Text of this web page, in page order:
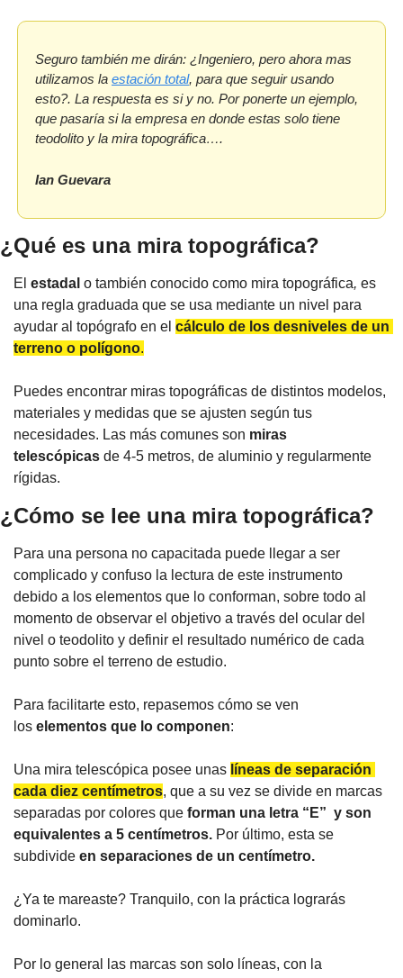
Seguro también me dirán: ¿Ingeniero, pero ahora mas
utilizamos la estación total, para que seguir usando
esto?. La respuesta es si y no. Por ponerte un ejemplo,
que pasaría si la empresa en donde estas solo tiene
teodolito y la mira topográfica….
Ian Guevara
¿Qué es una mira topográfica?
El estadal o también conocido como mira topográfica, es
una regla graduada que se usa mediante un nivel para
ayudar al topógrafo en el cálculo de los desniveles de un
terreno o polígono.
Puedes encontrar miras topográficas de distintos modelos,
materiales y medidas que se ajusten según tus
necesidades. Las más comunes son miras
telescópicas de 4-5 metros, de aluminio y regularmente
rígidas.
¿Cómo se lee una mira topográfica?
Para una persona no capacitada puede llegar a ser
complicado y confuso la lectura de este instrumento
debido a los elementos que lo conforman, sobre todo al
momento de observar el objetivo a través del ocular del
nivel o teodolito y definir el resultado numérico de cada
punto sobre el terreno de estudio.
Para facilitarte esto, repasemos cómo se ven
los elementos que lo componen:
Una mira telescópica posee unas líneas de separación
cada diez centímetros, que a su vez se divide en marcas
separadas por colores que forman una letra “E”  y son
equivalentes a 5 centímetros. Por último, esta se
subdivide en separaciones de un centímetro.
¿Ya te mareaste? Tranquilo, con la práctica lograrás
dominarlo.
Por lo general las marcas son solo líneas, con la